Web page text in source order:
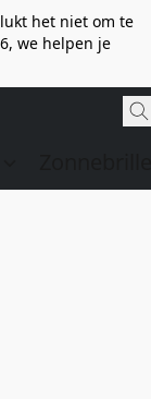
het niet om te
we helpen je